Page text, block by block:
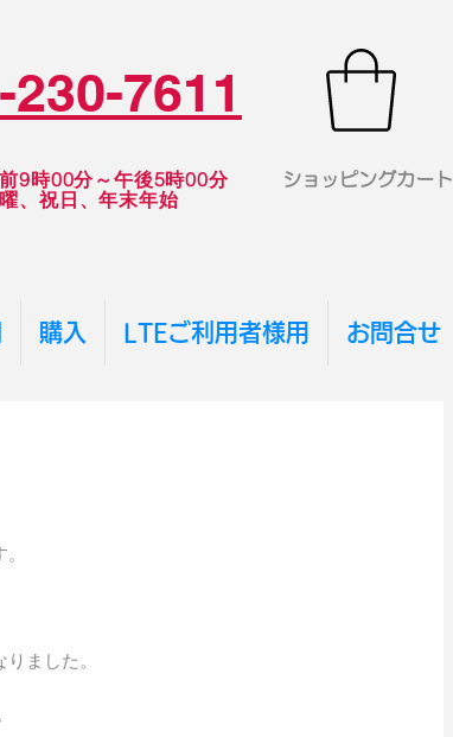
230-7611
9時00分～午後5時00分
、祝日、年末年始
ショッピングカート
購入 LTEご利用者様用 お問合せ
ました。